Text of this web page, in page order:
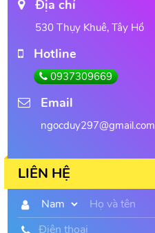
Địa chỉ
530 Thụy Khuê, Tây Hồ
Hotline
0937309669
Email
ngocduy297@gmail.com
LIÊN HỆ